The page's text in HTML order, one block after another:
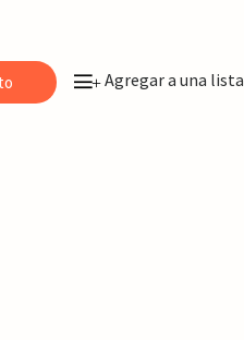
+Agregar a una lista